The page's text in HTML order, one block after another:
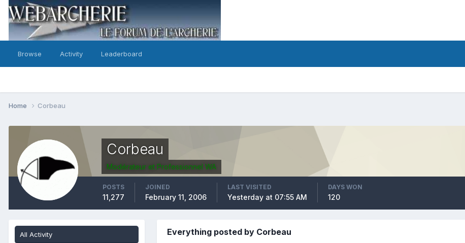
Browse Activity Leaderboard
Home Corbeau
Corbeau
Modérateur et Professionnel WA
POSTS
11,277
JOINED
February 11, 2006
LAST VISITED
Yesterday at 07:55 AM
DAYS WON
120
All Activity Everything posted by Corbeau